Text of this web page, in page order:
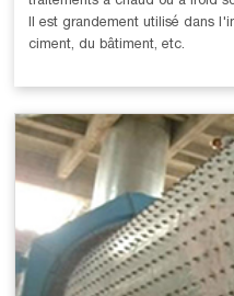
Il est grandement utilisé dans
ciment, du bâtiment, etc.